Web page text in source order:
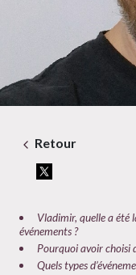
Retour
Vladimir, quelle a été
événements ?
Pourquoi avoir choisi
Quels types